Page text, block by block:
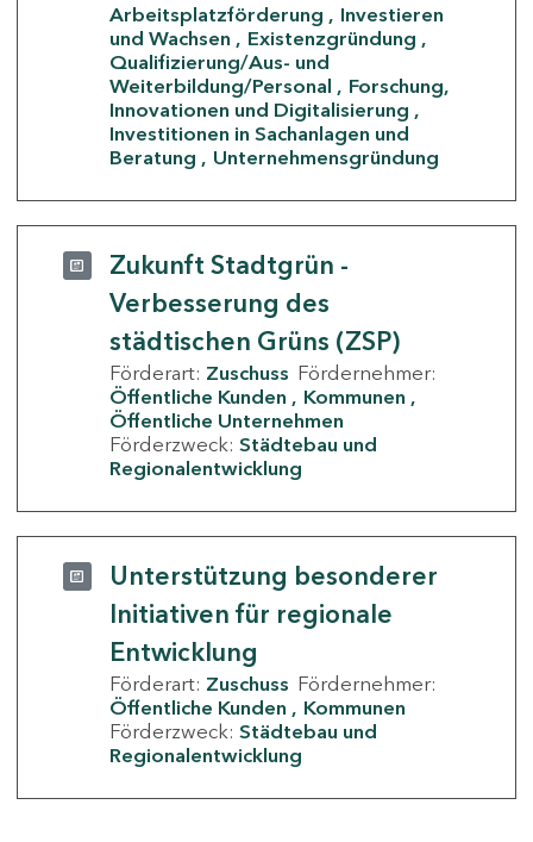
Arbeitsplatzförderung
Investieren
und Wachsen
Existenzgründung
Qualifizierung/Aus- und
Weiterbildung/Personal
Forschung,
Innovationen und Digitalisierung
Investitionen in Sachanlagen und
Beratung
Unternehmensgründung
Zukunft Stadtgrün -
Verbesserung des
städtischen Grüns (ZSP)
Förderart: Zuschuss Fördernehmer:
Öffentliche Kunden
Kommunen
Öffentliche Unternehmen
Förderzweck: Städtebau und
Regionalentwicklung
Unterstützung besonderer
Initiativen für regionale
Entwicklung
Förderart: Zuschuss Fördernehmer:
Öffentliche Kunden
Kommunen
Förderzweck: Städtebau und
Regionalentwicklung